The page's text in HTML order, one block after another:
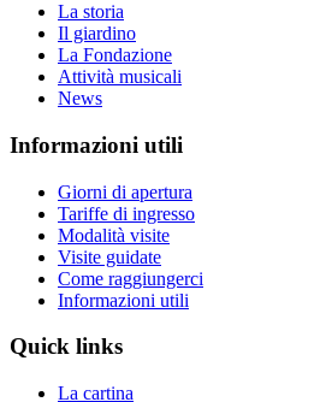
La storia
Il giardino
La Fondazione
Attività musicali
News
Informazioni utili
Giorni di apertura
Tariffe di ingresso
Modalità visite
Visite guidate
Come raggiungerci
Informazioni utili
Quick links
La cartina